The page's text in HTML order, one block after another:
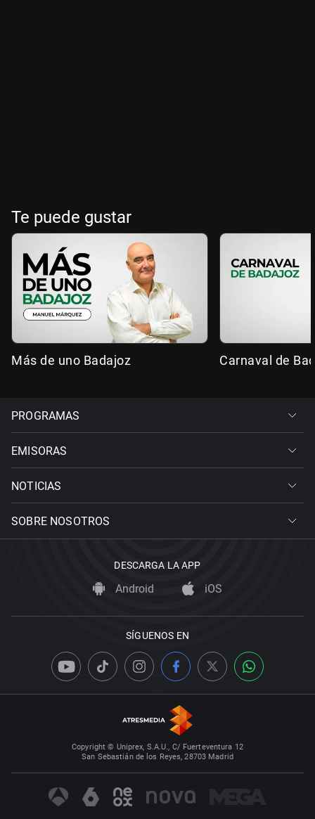
Te puede gustar
Más de uno Badajoz Carnaval de
PROGRAMAS
EMISORAS
NOTICIAS
SOBRE NOSOTROS
DESCARGA LA APP
Android iOS
SÍGUENOS EN
Copyright © Uniprex, S.A.U., C/ Fuerteventura 12
San Sebastián de los Reyes, 28703 Madrid